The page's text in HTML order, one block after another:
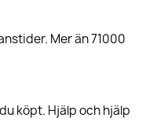
Mer än 71000
köpt. Hjälp och hjälp